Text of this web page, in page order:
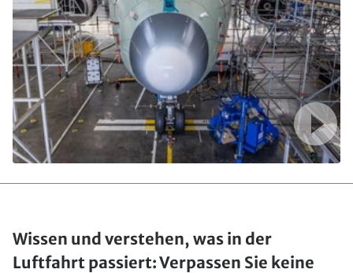
Wissen und verstehen, was in der
Luftfahrt passiert: Verpassen Sie keine